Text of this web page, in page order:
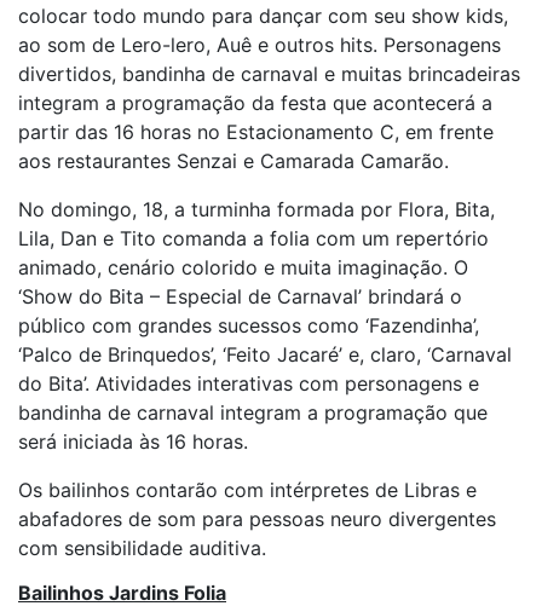
colocar todo mundo para dançar com seu show kids,
ao som de Lero-lero, Auê e outros hits. Personagens
divertidos, bandinha de carnaval e muitas brincadeiras
integram a programação da festa que acontecerá a
partir das 16 horas no Estacionamento C, em frente
aos restaurantes Senzai e Camarada Camarão.
No domingo, 18, a turminha formada por Flora, Bita,
Lila, Dan e Tito comanda a folia com um repertório
animado, cenário colorido e muita imaginação. O
‘Show do Bita – Especial de Carnaval’ brindará o
público com grandes sucessos como ‘Fazendinha’,
‘Palco de Brinquedos’, ‘Feito Jacaré’ e, claro, ‘Carnaval
do Bita’. Atividades interativas com personagens e
bandinha de carnaval integram a programação que
será iniciada às 16 horas.
Os bailinhos contarão com intérpretes de Libras e
abafadores de som para pessoas neuro divergentes
com sensibilidade auditiva.
Bailinhos Jardins Folia